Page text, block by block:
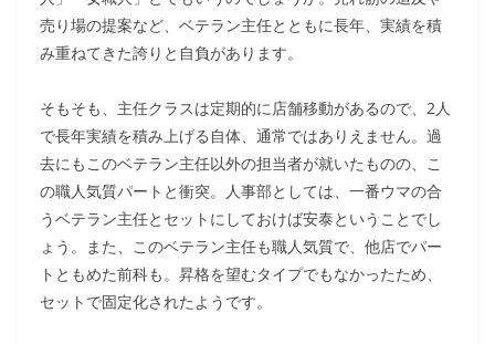
売り場の提案など、ベテラン主任とともに長年、実績を積
み重ねてきた誇りと自負があります。
そもそも、主任クラスは定期的に店舗移動があるので、2人
で長年実績を積み上げる自体、通常ではありえません。過
去にもこのベテラン主任以外の担当者が就いたものの、こ
の職人気質パートと衝突。人事部としては、一番ウマの合
うベテラン主任とセットにしておけば安泰ということでし
ょう。また、このベテラン主任も職人気質で、他店でパー
トともめた前科も。昇格を望むタイプでもなかったため、
セットで固定化されたようです。